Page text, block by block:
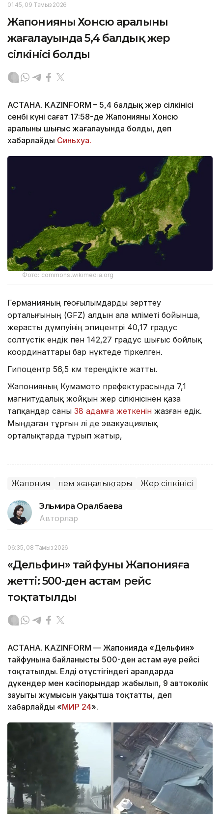
01:45, 09 Тамыз 2026
Жапонияның Хонсю аралының
жағалауында 5,4 балдық жер
сілкінісі болды
АСТАНА. KAZINFORM – 5,4 балдық жер сілкінісі
сенбі күні сағат 17:58-де Жапонияның Хонсю
аралының шығыс жағалауында болды, деп
хабарлайды Синьхуа.
Фото: commons.wikimedia.org
Германияның геоғылымдарды зерттеу
орталығының (GFZ) алдын ала мәліметі бойынша,
жерасты дүмпуінің эпицентрі 40,17 градус
солтүстік ендік пен 142,27 градус шығыс бойлық
координаттары бар нүктеде тіркелген.
Гипоцентр 56,5 км тереңдікте жатты.
Жапонияның Кумамото префектурасында 7,1
магнитудалық жойқын жер сілкінісінен қаза
тапқандар саны 38 адамға жеткенін жазған едік.
Мыңдаған тұрғын әлі де эвакуациялық
орталықтарда тұрып жатыр,
Жапония Әлем жаңалықтары Жер сілкінісі
Эльмира Оралбаева
Авторлар
06:35, 08 Тамыз 2026
«Дельфин» тайфуны Жапонияға
жетті: 500-ден астам рейс
тоқтатылды
АСТАНА. KAZINFORM — Жапонияда «Дельфин»
тайфунына байланысты 500-ден астам әуе рейсі
тоқтатылды. Елдің оңтүстігіндегі аралдарда
дүкендер мен кәсіпорындар жабылып, 9 автокөлік
зауыты жұмысын уақытша тоқтатты, деп
хабарлайды «МИР 24».